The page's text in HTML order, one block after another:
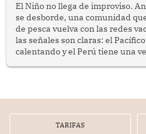
El Niño no llega de improviso.
se desborde, una comunidad
de pesca vuelva con las redes
las señales son claras: el
calentando y el Perú tiene una
TARIFAS